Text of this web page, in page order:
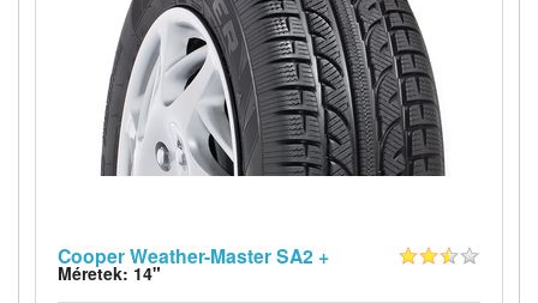
Cooper Weather-Master SA2 +
Méretek: 14"